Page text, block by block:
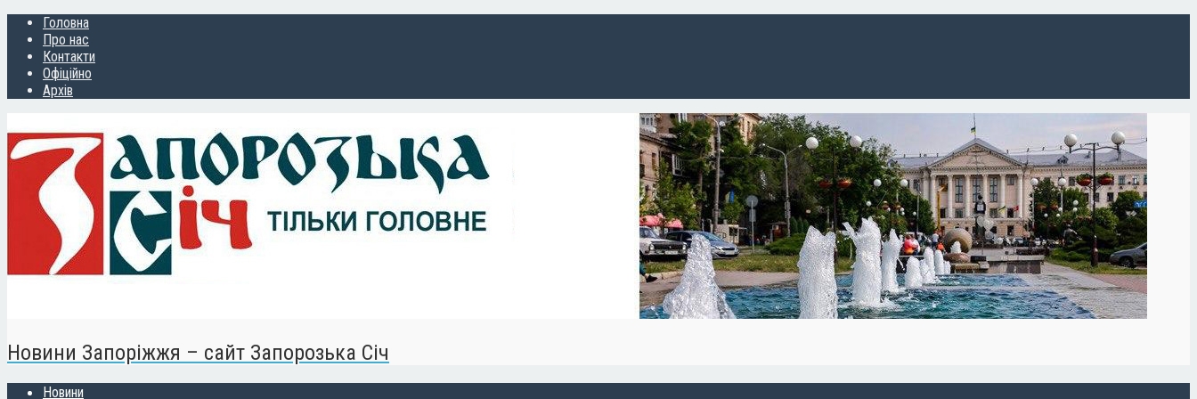
Головна
Про нас
Контакти
Офіційно
Архів
Новини Запоріжжя – сайт Запорозька Січ
Новини